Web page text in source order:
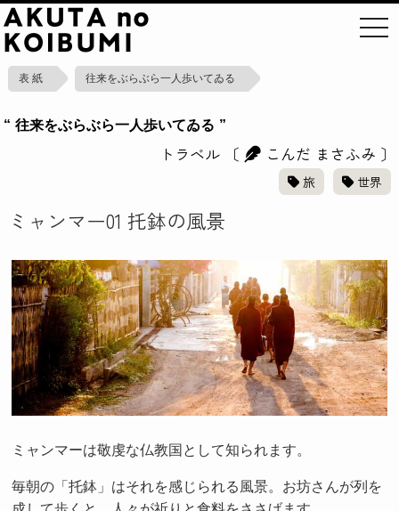
表 紙 往来をぶらぶら一人歩いてゐる
“ 往来をぶらぶら一人歩いてゐる ”
トラベル〔 こんだ まさふみ 〕
旅 世界
ミャンマー01 托鉢の風景
ミャンマーは敬虔な仏教国として知られます。
毎朝の「托鉢」はそれを感じられる風景。お坊さんが列を